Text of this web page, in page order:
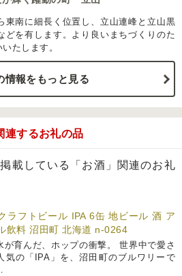
東南に細長く位置し、立山連峰と立山黒
どを有します。より良いまちづくりのた
たします。
情報をもっと見る
連するお礼の品
載している「お酒」関連のお礼
ラフトビール IPA 6缶 地ビール 酒 ア
飲料 沼田町 北海道 n-0264
が育んだ、ホップの衝撃。 世界中で愛さ
気の「IPA」を、沼田町のブルワリーで